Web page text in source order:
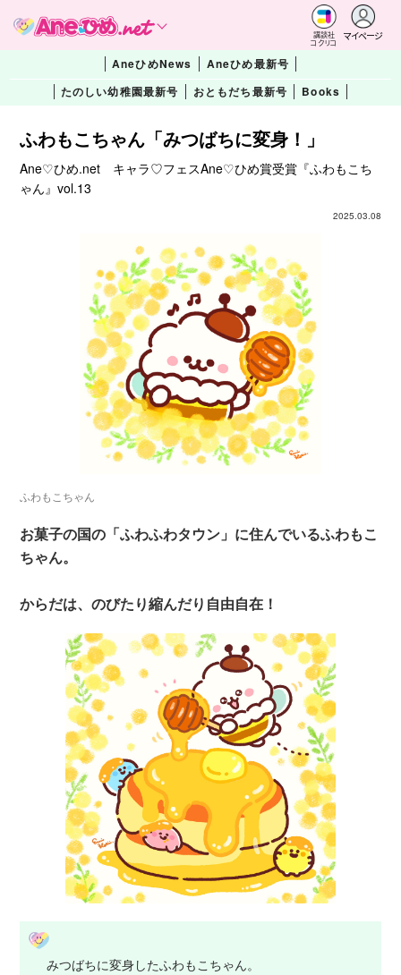
講談社
コクリコ
マイページ
AneひめNews
Aneひめ最新号
たのしい幼稚園最新号
おともだち最新号 Books
ふわもこちゃん「みつばちに変身！」
Ane♡ひめ.net キャラ♡フェスAne♡ひめ賞受賞『ふわもこち
ゃん』vol.13
2025.03.08
ふわもこちゃん
お菓子の国の「ふわふわタウン」に住んでいるふわもこ
ちゃん。
からだは、のびたり縮んだり自由自在！
みつばちに変身したふわもこちゃん。